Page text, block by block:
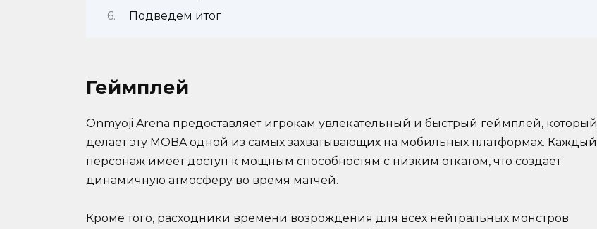
Подведем итог
Геймплей
Onmyoji Arena предоставляет игрокам увлекательный и быстрый геймплей, который
делает эту MOBA одной из самых захватывающих на мобильных платформах. Каждый
персонаж имеет доступ к мощным способностям с низким откатом, что создает
динамичную атмосферу во время матчей.
Кроме того, расходники времени возрождения для всех нейтральных монстров